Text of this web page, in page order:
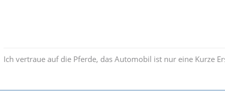
Ich vertraue auf die Pferde, das Automobil ist nur eine Kurze